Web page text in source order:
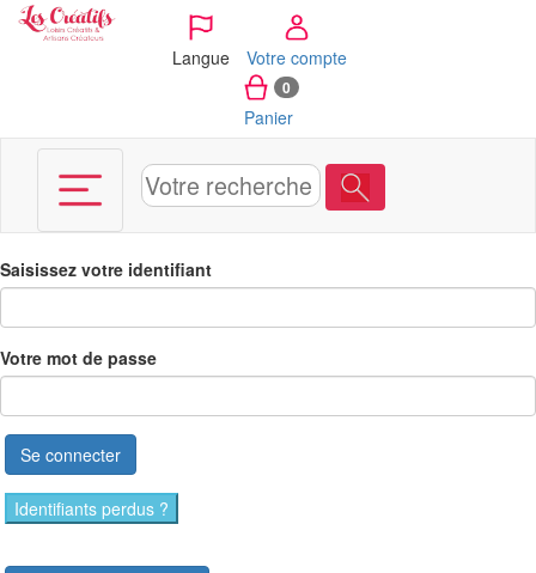
Langue Votre compte
0
Panier
Saisissez votre identifiant
Votre mot de passe
Se connecter
Identifiants perdus ?
Panneau de gestion des cookies